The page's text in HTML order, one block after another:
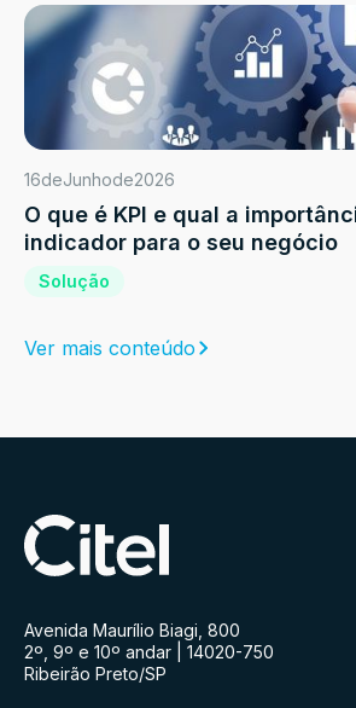
16deJunhode2026
O que é KPI e qual a
indicador para o seu negócio
Solução
Ver mais conteúdo
Avenida Maurílio Biagi, 800
2º, 9º e 10º andar | 14020-750
Ribeirão Preto/SP